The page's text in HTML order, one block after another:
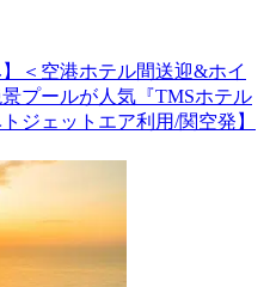
＜空港ホテル間送迎&ホイ
プールが人気『TMSホテル
ジェットエア利用/関空発】